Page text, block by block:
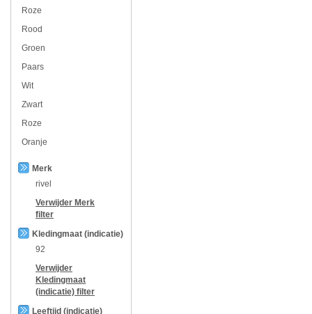
Roze
Rood
Groen
Paars
Wit
Zwart
Roze
Oranje
Merk
rivel
Verwijder Merk
filter
Kledingmaat (indicatie)
92
Verwijder
Kledingmaat
(indicatie) filter
Leeftijd (indicatie)